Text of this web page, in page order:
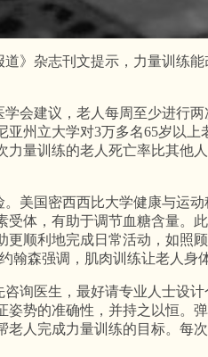
》杂志刊文提示，力量训练
会建议，老人每周至少进行
亚州立大学对3万多名65岁以
力量训练的老人死亡率比其他
美国密西西比大学健康与运
受体，有助于调节血糖含量。
更顺利地完成日常活动，如照
翰森强调，肌肉训练让老人身
询医生，最好请专业人士设
姿势的准确性，并持之以恒。
老人完成力量训练的目标。每